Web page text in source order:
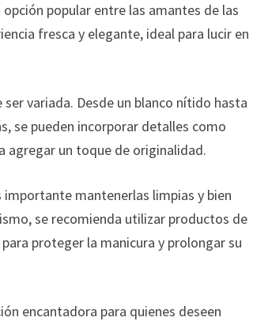
popular entre las amantes de las
fresca y elegante, ideal para lucir en
variada. Desde un blanco nítido hasta
se pueden incorporar detalles como
agregar un toque de originalidad.
importante mantenerlas limpias y bien
se recomienda utilizar productos de
proteger la manicura y prolongar su
encantadora para quienes deseen